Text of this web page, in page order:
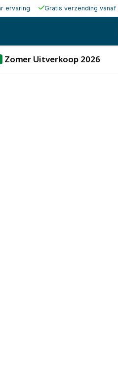
ervaring Gratis verzending vanaf
Zomer Uitverkoop 2026